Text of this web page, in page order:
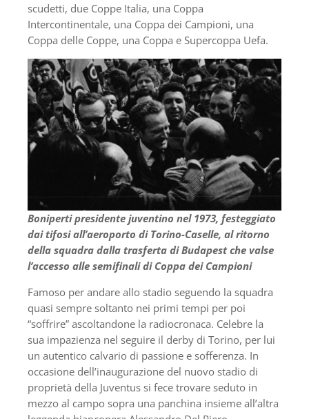
scudetti, due Coppe Italia, una Coppa
Intercontinentale, una Coppa dei Campioni, una
Coppa delle Coppe, una Coppa e Supercoppa Uefa.
Boniperti presidente juventino nel 1973, festeggiato
dai tifosi all’aeroporto di Torino-Caselle, al ritorno
della squadra dalla trasferta di Budapest che valse
l’accesso alle semifinali di Coppa dei Campioni
Famoso per andare allo stadio seguendo la squadra
quasi sempre soltanto nei primi tempi per poi
“soffrire” ascoltandone la radiocronaca. Celebre la
sua impazienza nel seguire il derby di Torino, per lui
un autentico calvario di passione e sofferenza. In
occasione dell’inaugurazione del nuovo stadio di
proprietà della Juventus si fece trovare seduto in
mezzo al campo sopra una panchina insieme all’altra